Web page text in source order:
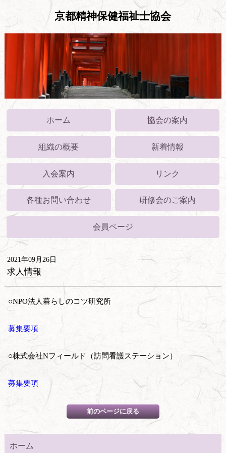
京都精神保健福祉士協会
ホーム 協会の案内
組織の概要 新着情報
入会案内 リンク
各種お問い合わせ 研修会のご案内
会員ページ
2021年09月26日
求人情報
○NPO法人暮らしのコツ研究所
募集要項
○株式会社Nフィールド（訪問看護ステーション）
募集要項
ホーム